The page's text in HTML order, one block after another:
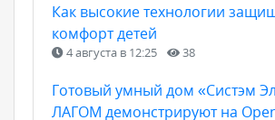
Как высокие технологии
комфорт детей
4 августа в 12:25 38
Готовый умный дом «Систэм
ЛАГОМ демонстрируют на